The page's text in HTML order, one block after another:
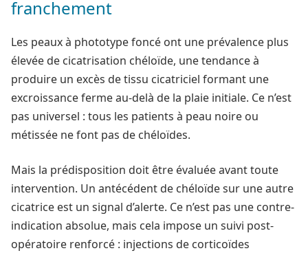
franchement
Les peaux à phototype foncé ont une prévalence plus
élevée de cicatrisation chéloïde, une tendance à
produire un excès de tissu cicatriciel formant une
excroissance ferme au-delà de la plaie initiale. Ce n’est
pas universel : tous les patients à peau noire ou
métissée ne font pas de chéloïdes.
Mais la prédisposition doit être évaluée avant toute
intervention. Un antécédent de chéloïde sur une autre
cicatrice est un signal d’alerte. Ce n’est pas une contre-
indication absolue, mais cela impose un suivi post-
opératoire renforcé : injections de corticoïdes